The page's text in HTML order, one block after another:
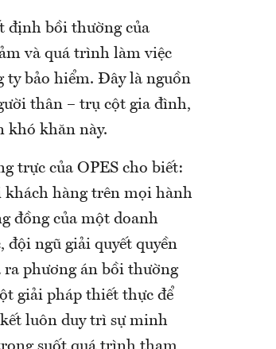
định bồi thường của
và quá trình làm việc
ty bảo hiểm. Đây là nguồn
thân – trụ cột gia đình,
khó khăn này.
trực của OPES cho biết:
hàng trên mọi hành
đồng của một doanh
đội ngũ giải quyết quyền
phương án bồi thường
giải pháp thiết thực để
luôn duy trì sự minh